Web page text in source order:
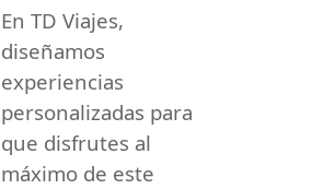
En TD Viajes,
diseñamos
experiencias
personalizadas para
que disfrutes al
máximo de este